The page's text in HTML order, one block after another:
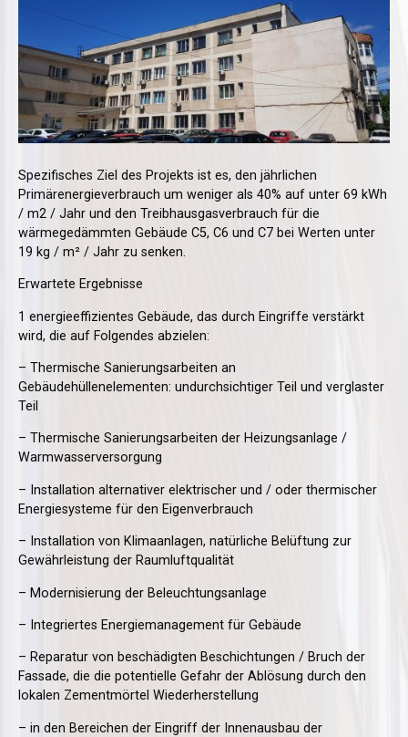
Spezifisches Ziel des Projekts ist es, den jährlichen
Primärenergieverbrauch um weniger als 40% auf unter 69 kWh
/ m2 / Jahr und den Treibhausgasverbrauch für die
wärmegedämmten Gebäude C5, C6 und C7 bei Werten unter
19 kg / m² / Jahr zu senken.
Erwartete Ergebnisse
1 energieeffizientes Gebäude, das durch Eingriffe verstärkt
wird, die auf Folgendes abzielen:
– Thermische Sanierungsarbeiten an
Gebäudehüllenelementen: undurchsichtiger Teil und verglaster
Teil
– Thermische Sanierungsarbeiten der Heizungsanlage /
Warmwasserversorgung
– Installation alternativer elektrischer und / oder thermischer
Energiesysteme für den Eigenverbrauch
– Installation von Klimaanlagen, natürliche Belüftung zur
Gewährleistung der Raumluftqualität
– Modernisierung der Beleuchtungsanlage
– Integriertes Energiemanagement für Gebäude
– Reparatur von beschädigten Beschichtungen / Bruch der
Fassade, die die potentielle Gefahr der Ablösung durch den
lokalen Zementmörtel Wiederherstellung
– in den Bereichen der Eingriff der Innenausbau der